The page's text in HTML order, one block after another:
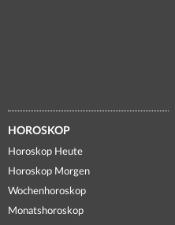
HOROSKOP
Horoskop Heute
Horoskop Morgen
Wochenhoroskop
Monatshoroskop